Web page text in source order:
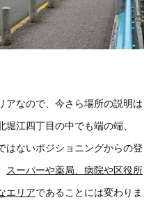
アなので、今さら場所の説明は
江四丁目の中でも端の端、
はないポジショニングからの登
スーパーや薬局、病院や区役所
エリアであることには変わりま